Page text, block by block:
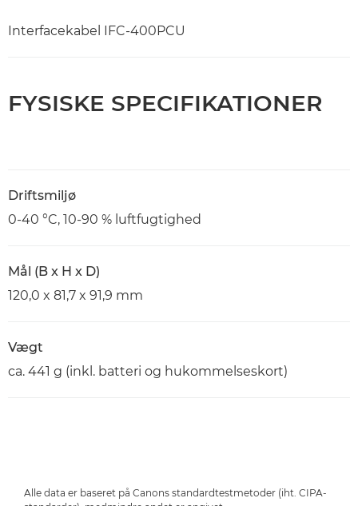
Interfacekabel IFC-400PCU
FYSISKE SPECIFIKATIONER
Driftsmiljø
0-40 °C, 10-90 % luftfugtighed
Mål (B x H x D)
120,0 x 81,7 x 91,9 mm
Vægt
ca. 441 g (inkl. batteri og hukommelseskort)
Alle data er baseret på Canons standardtestmetoder (iht. CIPA-